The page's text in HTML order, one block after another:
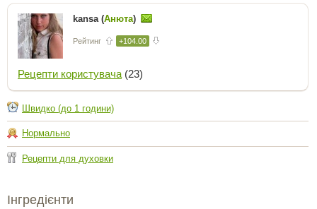
kansa (Анюта)
Рейтинг +104.00
Рецепти користувача (23)
Швидко (до 1 години)
Нормально
Рецепти для духовки
Інгредієнти